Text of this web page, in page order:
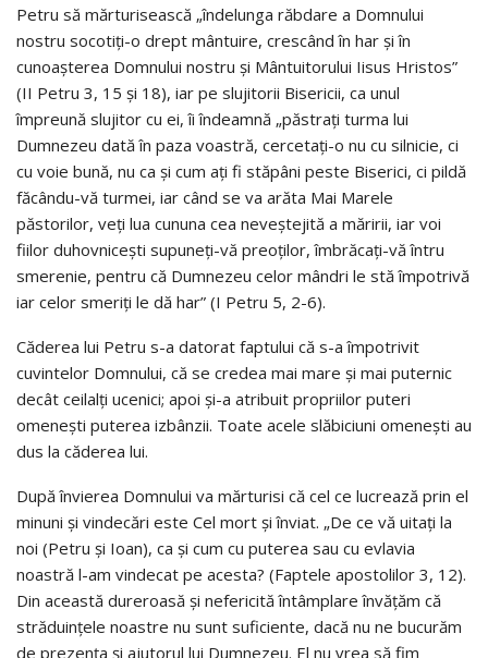
Petru să mărturisească „îndelunga răbdare a Domnului
nostru socotiți-o drept mântuire, crescând în har și în
cunoașterea Domnului nostru și Mântuitorului Iisus Hristos”
(II Petru 3, 15 și 18), iar pe slujitorii Bisericii, ca unul
împreună slujitor cu ei, îi îndeamnă „păstrați turma lui
Dumnezeu dată în paza voastră, cercetați-o nu cu silnicie, ci
cu voie bună, nu ca și cum ați fi stăpâni peste Biserici, ci pildă
făcându-vă turmei, iar când se va arăta Mai Marele
păstorilor, veți lua cununa cea neveștejită a măririi, iar voi
fiilor duhovnicești supuneți-vă preoților, îmbrăcați-vă întru
smerenie, pentru că Dumnezeu celor mândri le stă împotrivă
iar celor smeriți le dă har” (I Petru 5, 2-6).
Căderea lui Petru s-a datorat faptului că s-a împotrivit
cuvintelor Domnului, că se credea mai mare și mai puternic
decât ceilalți ucenici; apoi și-a atribuit propriilor puteri
omenești puterea izbânzii. Toate acele slăbiciuni omenești au
dus la căderea lui.
După învierea Domnului va mărturisi că cel ce lucrează prin el
minuni și vindecări este Cel mort și înviat. „De ce vă uitați la
noi (Petru și Ioan), ca și cum cu puterea sau cu evlavia
noastră l-am vindecat pe acesta? (Faptele apostolilor 3, 12).
Din această dureroasă și nefericită întâmplare învățăm că
străduințele noastre nu sunt suficiente, dacă nu ne bucurăm
de prezența și ajutorul lui Dumnezeu. El nu vrea să fim